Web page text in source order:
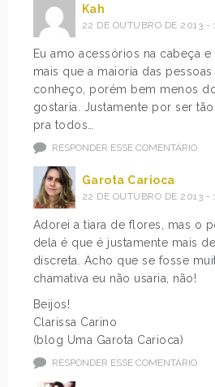
Kah
22 DE OUTUBRO DE 2013 -
Eu amo acessórios na cabeça
mais que a maioria das
conheço, porém bem menos
gostaria. Justamente por ser tão
pra todos…
RESPONDER ESSE COMENTÁRIO
Garota Carioca
22 DE OUTUBRO DE 2013 -
Adorei a tiara de flores, mas o
dela é que é justamente mais
discreta. Acho que se fosse
chamativa eu não usaria, não!
Beijos!
Clarissa Carino
(blog Uma Garota Carioca)
RESPONDER ESSE COMENTÁRIO